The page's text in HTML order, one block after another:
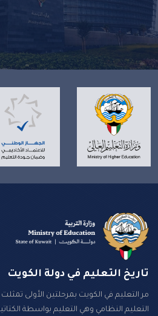
تاريخ التعليم في دولة الكويت
مر التعليم في الكويت بمرحلتين الأولى تمثلت
التعليم النظامي وهي التعليم بواسطة